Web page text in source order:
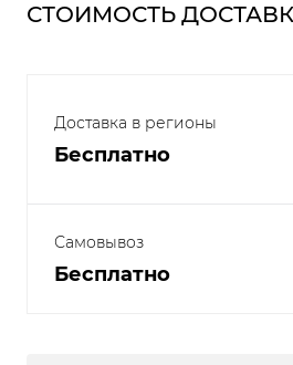
СТОИМОСТЬ
Доставка в регионы
Бесплатно
Самовывоз
Бесплатно